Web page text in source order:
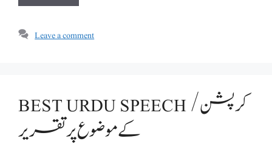
Leave a comment
BEST URDU SPEECH /کرپشن
کے موضوع پر تقریر